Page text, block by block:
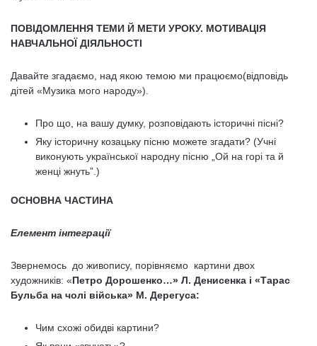
ПОВІДОМЛЕННЯ ТЕМИ Й МЕТИ УРОКУ. МОТИВАЦІЯ
НАВЧАЛЬНОЇ ДІЯЛЬНОСТІ
Давайте згадаємо, над якою темою ми працюємо(відповідь
дітей «Музика мого народу»).
Про що, на вашу думку, розповідають історичні пісні?
Яку історичну козацьку пісню можете згадати? (Учні
виконують української народну пісню „Ой на горі та й
женці жнуть”.)
ОСНОВНА ЧАСТИНА
Елемент інтеграції
Звернемось до живопису, порівняємо картини двох
художників: «Петро Дорошенко…» Л. Денисенка і «Тарас
Бульба на чолі війська» М. Дерегуса:
Чим схожі обидві картини?